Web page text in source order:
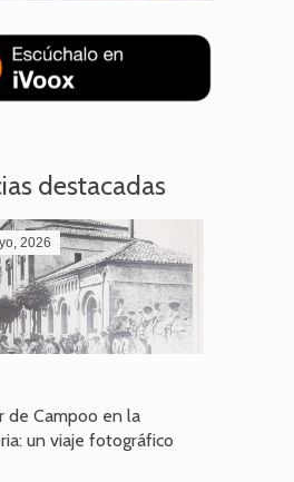
destacadas
2026
de Campoo en la
un viaje fotográfico